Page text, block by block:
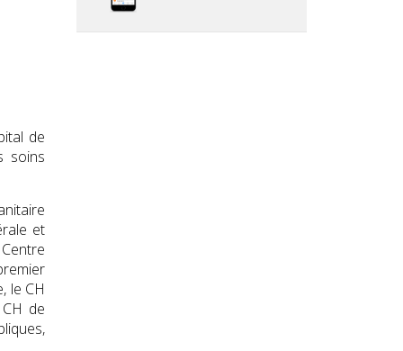
de
soins
et
le CH
de